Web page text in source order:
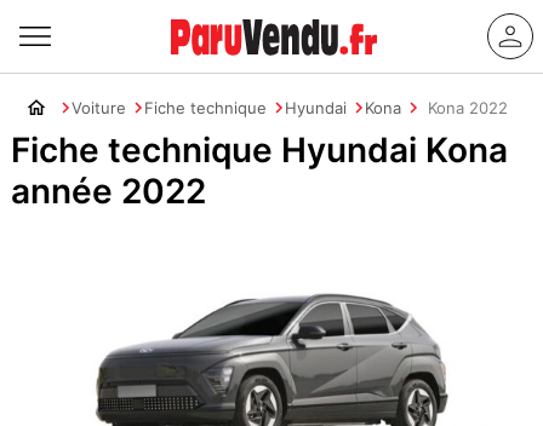
Voiture Fiche technique Hyundai Kona Kona 2022
Fiche technique Hyundai Kona
année 2022